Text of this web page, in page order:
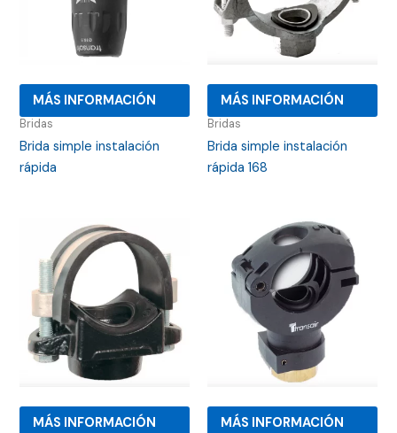
MÁS INFORMACIÓN
Bridas
Brida simple instalación
rápida
MÁS INFORMACIÓN
Bridas
Brida simple instalación
rápida 168
MÁS INFORMACIÓN MÁS INFORMACIÓN